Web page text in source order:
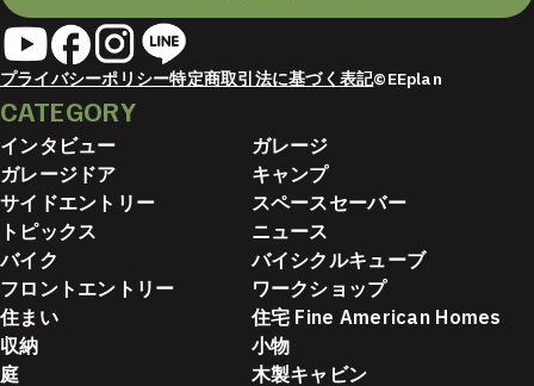
プライバシーポリシー特定商取引法に基づく表記©EEplan
CATEGORY
インタビュー
ガレージ
ガレージドア
キャンプ
サイドエントリー
スペースセーバー
トピックス
ニュース
バイク
バイシクルキューブ
フロントエントリー
ワークショップ
住まい
住宅 Fine American Homes
収納
小物
庭
木製キャビン